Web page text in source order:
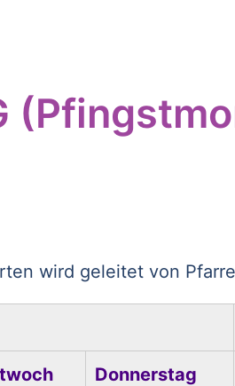
wird geleitet von
Donnerstag